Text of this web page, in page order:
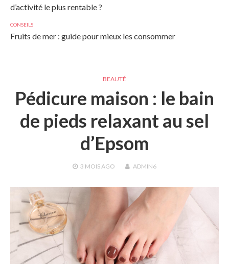
d’activité le plus rentable ?
CONSEILS
Fruits de mer : guide pour mieux les consommer
BEAUTÉ
Pédicure maison : le bain
de pieds relaxant au sel
d’Epsom
3 MOISAGO ADMIN6